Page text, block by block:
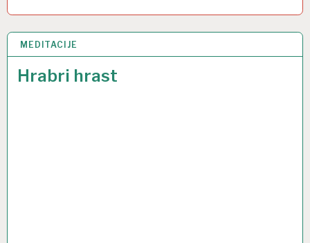
MEDITACIJE
Hrabri hrast
22 OŽU 2017